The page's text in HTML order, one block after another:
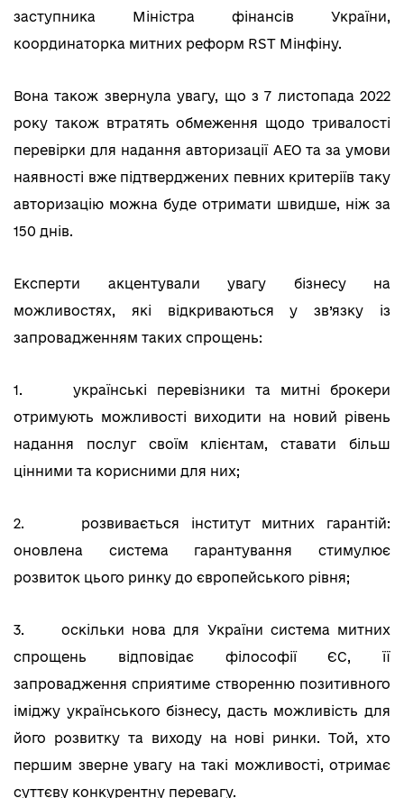
заступника Міністра фінансів України,
координаторка митних реформ RST Мінфіну.
Вона також звернула увагу, що з 7 листопада 2022
року також втратять обмеження щодо тривалості
перевірки для надання авторизації АЕО та за умови
наявності вже підтверджених певних критеріїв таку
авторизацію можна буде отримати швидше, ніж за
150 днів.
Експерти акцентували увагу бізнесу на
можливостях, які відкриваються у зв’язку із
запровадженням таких спрощень:
1. українські перевізники та митні брокери
отримують можливості виходити на новий рівень
надання послуг своїм клієнтам, ставати більш
цінними та корисними для них;
2. розвивається інститут митних гарантій:
оновлена система гарантування стимулює
розвиток цього ринку до європейського рівня;
3. оскільки нова для України система митних
спрощень відповідає філософії ЄС, її
запровадження сприятиме створенню позитивного
іміджу українського бізнесу, дасть можливість для
його розвитку та виходу на нові ринки. Той, хто
першим зверне увагу на такі можливості, отримає
суттєву конкурентну перевагу.